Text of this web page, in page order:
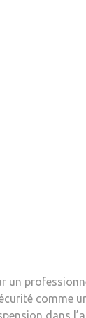
un
comme
dans